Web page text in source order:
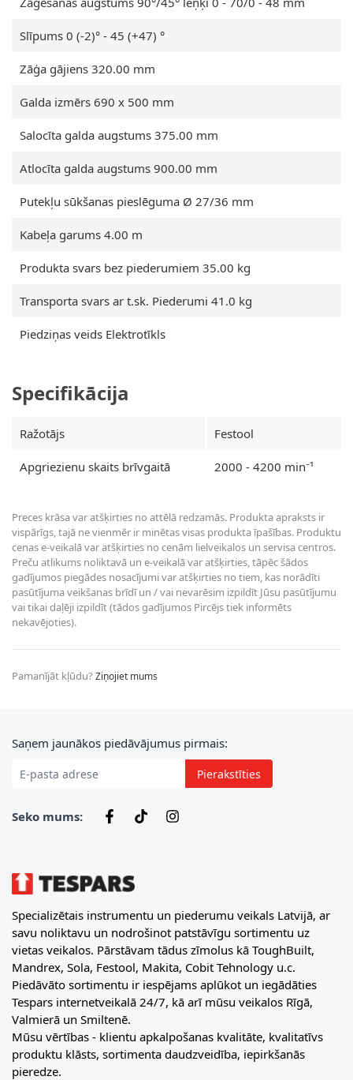
Slīpums 0 (-2)° - 45 (+47) °
Zāģa gājiens 320.00 mm
Galda izmērs 690 x 500 mm
Salocīta galda augstums 375.00 mm
Atlocīta galda augstums 900.00 mm
Putekļu sūkšanas pieslēguma Ø 27/36 mm
Kabeļa garums 4.00 m
Produkta svars bez piederumiem 35.00 kg
Transporta svars ar t.sk. Piederumi 41.0 kg
Piedziņas veids Elektrotīkls
Specifikācija
Ražotājs Festool
Apgriezienu skaits brīvgaitā 2000 - 4200 min⁻¹
Preces krāsa var atšķirties no attēlā redzamās. Produkta apraksts ir
vispārīgs, tajā ne vienmēr ir minētas visas produkta īpašības. Produktu
cenas e-veikalā var atšķirties no cenām lielveikalos un servisa centros.
Preču atlikums noliktavā un e-veikalā var atšķirties, tāpēc šādos
gadījumos piegādes nosacījumi var atšķirties no tiem, kas norādīti
pasūtījuma veikšanas brīdī un / vai nevarēsim izpildīt Jūsu pasūtījumu
vai tikai daļēji izpildīt (tādos gadījumos Pircējs tiek informēts
nekavējoties).
Pamanījāt kļūdu?Ziņojiet mums
E-pasta adrese
Saņem jaunākos piedāvājumus pirmais:
Pierakstīties
Seko mums:
Specializētais instrumentu un piederumu veikals Latvijā, ar
savu noliktavu un nodrošinot patstāvīgu sortimentu uz
vietas veikalos. Pārstāvam tādus zīmolus kā ToughBuilt,
Mandrex, Sola, Festool, Makita, Cobit Tehnology u.c.
Piedāvāto sortimentu ir iespējams aplūkot un iegādāties
Tespars internetveikalā 24/7, kā arī mūsu veikalos Rīgā,
Valmierā un Smiltenē.
Mūsu vērtības - klientu apkalpošanas kvalitāte, kvalitatīvs
produktu klāsts, sortimenta daudzveidība, iepirkšanās
pieredze.